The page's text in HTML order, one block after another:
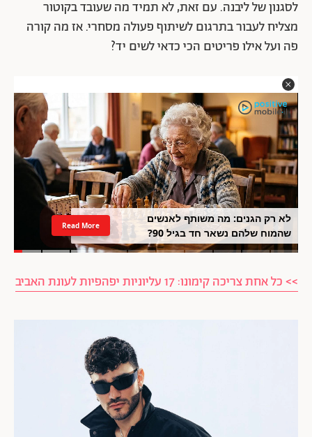
לסגנון של ליבנה. עם זאת, לא תמיד מה שעובד בקוטור
מצליח לעבור בתרגום לשיתוף פעולה מסחרי. אז מה קורה
פה ועל אילו פריטים הכי כדאי לשים יד?
לא רק הגנים: מה משותף לאנשים
שהמוח שלהם נשאר חד בגיל 90?
Read More
>> כל אחת צריכה קימונו: 17 עליוניות יפהפיות לעונת האביב